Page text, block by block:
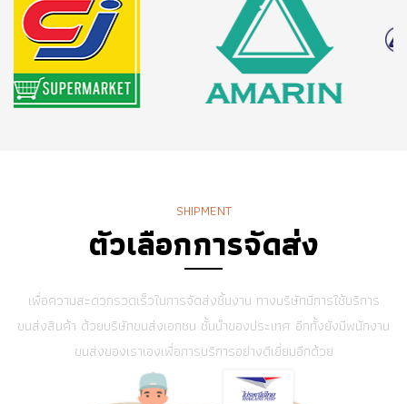
SHIPMENT
ตัวเลือกการจัดส่ง
เพื่อความสะดวกรวดเร็วในการจัดส่งชิ้นงาน ทางบริษัทมีการใช้บริการ
ขนส่งสินค้า ด้วยบริษัทขนส่งเอกชน ชั้นนำของประเทศ อีกทั้งยังมีพนักงาน
ขนส่งของเราเองเพื่อการบริการอย่างดีเยี่ยมอีกด้วย